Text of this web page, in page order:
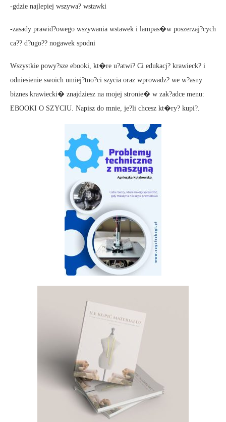
-gdzie najlepiej wszywa? wstawki
-zasady prawid?owego wszywania wstawek i lampas�w poszerzaj?cych
ca?? d?ugo?? nogawek spodni
Wszystkie powy?sze ebooki, kt�re u?atwi? Ci edukacj? krawieck? i
odniesienie swoich umiej?tno?ci szycia oraz wprowadz? we w?asny
biznes krawiecki� znajdziesz na mojej stronie� w zak?adce menu:
EBOOKI O SZYCIU. Napisz do mnie, je?li chcesz kt�ry? kupi?.